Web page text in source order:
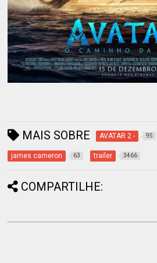
MAIS SOBRE AVATAR 2 - 95
james cameron 63 trailer 3466
COMPARTILHE: